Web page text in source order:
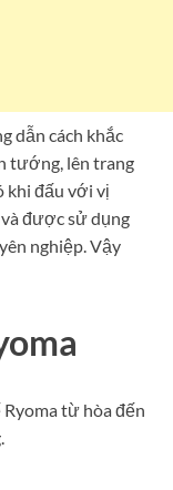
dẫn cách khắc
tướng, lên trang
khi đấu với vị
được sử dụng
nghiệp. Vậy
từ hòa đến